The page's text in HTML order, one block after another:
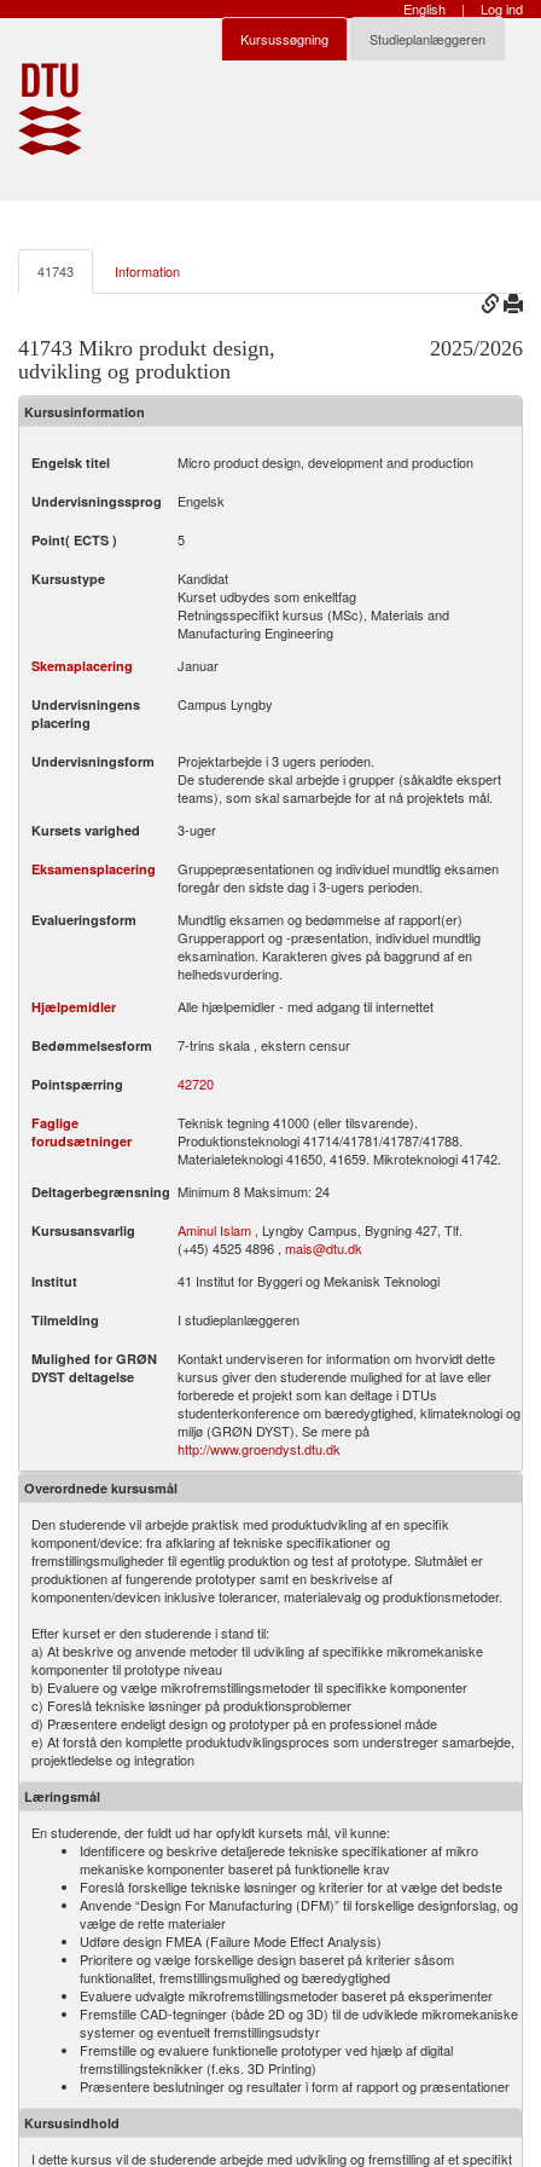
English |
Log ind
Kursussøgning
Studieplanlæggeren
41743 Information
41743 Mikro produkt design,
udvikling og produktion
2025/2026
Kursusinformation
Engelsk titel Micro product design, development and production
Undervisningssprog Engelsk
Point( ECTS ) 5
Kursustype
Kandidat
Kurset udbydes som enkeltfag
Retningsspecifikt kursus (MSc), Materials and
Manufacturing Engineering
Skemaplacering Januar
Undervisningens
placering
Campus Lyngby
Undervisningsform
Projektarbejde i 3 ugers perioden.
De studerende skal arbejde i grupper (såkaldte ekspert
teams), som skal samarbejde for at nå projektets mål.
Kursets varighed 3-uger
Eksamensplacering
Gruppepræsentationen og individuel mundtlig eksamen
foregår den sidste dag i 3-ugers perioden.
Evalueringsform
Mundtlig eksamen og bedømmelse af rapport(er)
Grupperapport og -præsentation, individuel mundtlig
eksamination. Karakteren gives på baggrund af en
helhedsvurdering.
Hjælpemidler Alle hjælpemidler - med adgang til internettet
Bedømmelsesform 7-trins skala , ekstern censur
Pointspærring 42720
Faglige
forudsætninger
Teknisk tegning 41000 (eller tilsvarende).
Produktionsteknologi 41714/41781/41787/41788.
Materialeteknologi 41650, 41659. Mikroteknologi 41742.
Deltagerbegrænsning Minimum 8 Maksimum: 24
Kursusansvarlig Aminul Islam , Lyngby Campus, Bygning 427, Tlf.
(+45) 4525 4896 , mais@dtu.dk
Institut 41 Institut for Byggeri og Mekanisk Teknologi
Tilmelding I studieplanlæggeren
Mulighed for GRØN
DYST deltagelse
Kontakt underviseren for information om hvorvidt dette
kursus giver den studerende mulighed for at lave eller
forberede et projekt som kan deltage i DTUs
studenterkonference om bæredygtighed, klimateknologi og
miljø (GRØN DYST). Se mere på
http://www.groendyst.dtu.dk
Overordnede kursusmål
Den studerende vil arbejde praktisk med produktudvikling af en specifik
komponent/device: fra afklaring af tekniske specifikationer og
fremstillingsmuligheder til egentlig produktion og test af prototype. Slutmålet er
produktionen af fungerende prototyper samt en beskrivelse af
komponenten/devicen inklusive tolerancer, materialevalg og produktionsmetoder.
Efter kurset er den studerende i stand til:
a) At beskrive og anvende metoder til udvikling af specifikke mikromekaniske
komponenter til prototype niveau
b) Evaluere og vælge mikrofremstillingsmetoder til specifikke komponenter
c) Foreslå tekniske løsninger på produktionsproblemer
d) Præsentere endeligt design og prototyper på en professionel måde
e) At forstå den komplette produktudviklingsproces som understreger samarbejde,
projektledelse og integration
Læringsmål
En studerende, der fuldt ud har opfyldt kursets mål, vil kunne:
Identificere og beskrive detaljerede tekniske specifikationer af mikro
mekaniske komponenter baseret på funktionelle krav
Foreslå forskellige tekniske løsninger og kriterier for at vælge det bedste
Anvende “Design For Manufacturing (DFM)” til forskellige designforslag, og
vælge de rette materialer
Udføre design FMEA (Failure Mode Effect Analysis)
Prioritere og vælge forskellige design baseret på kriterier såsom
funktionalitet, fremstillingsmulighed og bæredygtighed
Evaluere udvalgte mikrofremstillingsmetoder baseret på eksperimenter
Fremstille CAD-tegninger (både 2D og 3D) til de udviklede mikromekaniske
systemer og eventuelt fremstillingsudstyr
Fremstille og evaluere funktionelle prototyper ved hjælp af digital
fremstillingsteknikker (f.eks. 3D Printing)
Præsentere beslutninger og resultater i form af rapport og præsentationer
Kursusindhold
I dette kursus vil de studerende arbejde med udvikling og fremstilling af et specifikt